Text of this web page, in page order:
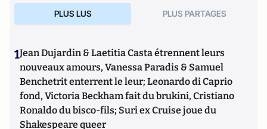
PLUS LUS PLUS PARTAGES
1Jean Dujardin & Laetitia Casta étrennent leurs
nouveaux amours, Vanessa Paradis & Samuel
Benchetrit enterrent le leur; Leonardo di Caprio
fond, Victoria Beckham fait du brukini, Cristiano
Ronaldo du bisco-fils; Suri ex Cruise joue du
Shakespeare queer